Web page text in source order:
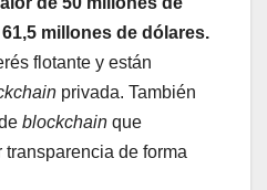
millones de dólares.
flotante y están
privada. También
blockchain que
de forma